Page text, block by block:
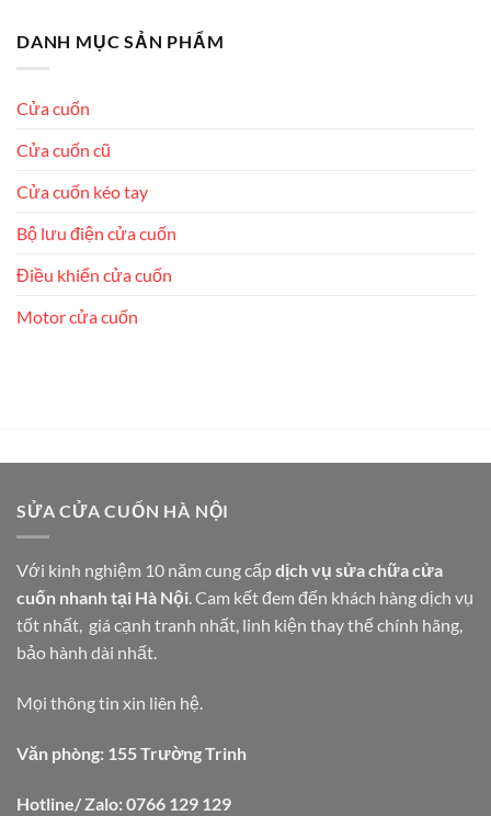
DANH MỤC SẢN PHẨM
Cửa cuốn
Cửa cuốn cũ
Cửa cuốn kéo tay
Bộ lưu điện cửa cuốn
Điều khiển cửa cuốn
Motor cửa cuốn
SỬA CỬA CUỐN HÀ NỘI
Với kinh nghiệm 10 năm cung cấpdịch vụ sửa chữa cửa
cuốn nhanh tại Hà Nội. Cam kết đem đến khách hàng dịch vụ
tốt nhất, giá cạnh tranh nhất, linh kiện thay thế chính hãng,
bảo hành dài nhất.
Mọi thông tin xin liên hệ.
Văn phòng: 155 Trường Trinh
Hotline/ Zalo: 0766 129 129